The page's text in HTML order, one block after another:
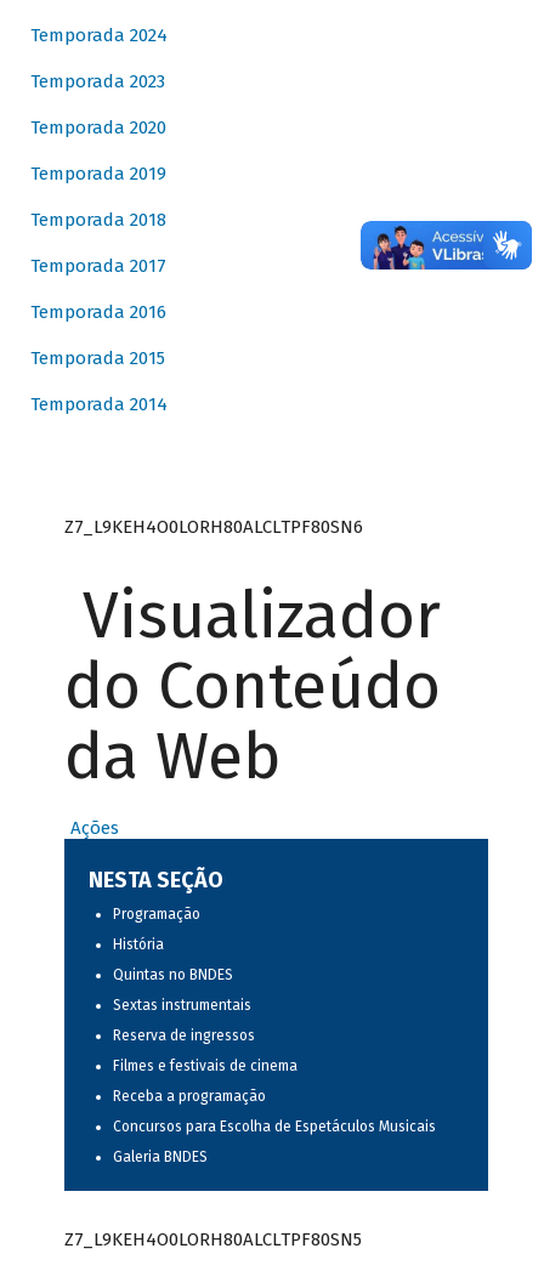
Temporada 2024
Temporada 2023
Temporada 2020
Temporada 2019
Temporada 2018
Temporada 2017
Temporada 2016
Temporada 2015
Temporada 2014
Z7_L9KEH4O0LORH80ALCLTPF80SN6
Visualizador
do Conteúdo
da Web
Ações
NESTA SEÇÃO
Programação
História
Quintas no BNDES
Sextas instrumentais
Reserva de ingressos
Filmes e festivais de cinema
Receba a programação
Concursos para Escolha de Espetáculos Musicais
Galeria BNDES
Z7_L9KEH4O0LORH80ALCLTPF80SN5